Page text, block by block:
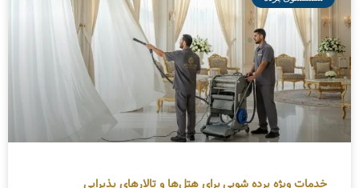
خدمات ویژه پرده شویی برای هتل‌ها و تالارهای پذیرایی